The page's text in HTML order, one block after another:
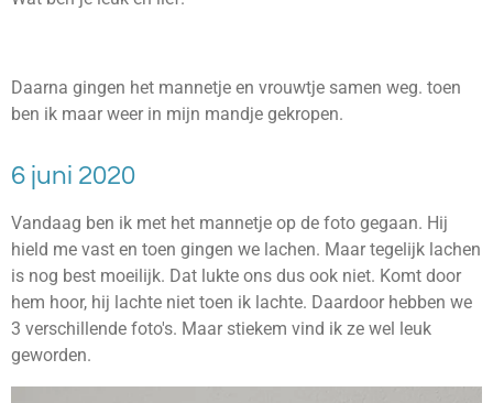
Daarna gingen het mannetje en vrouwtje samen weg. toen
ben ik maar weer in mijn mandje gekropen.
6 juni 2020
Vandaag ben ik met het mannetje op de foto gegaan. Hij
hield me vast en toen gingen we lachen. Maar tegelijk lachen
is nog best moeilijk. Dat lukte ons dus ook niet. Komt door
hem hoor, hij lachte niet toen ik lachte. Daardoor hebben we
3 verschillende foto's. Maar stiekem vind ik ze wel leuk
geworden.